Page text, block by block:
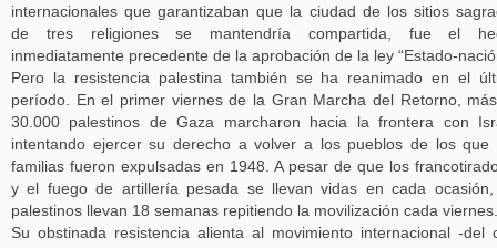
internacionales que garantizaban que la ciudad de los sitios
de tres religiones se mantendría compartida, fue el
inmediatamente precedente de la aprobación de la ley “Estado-
Pero la resistencia palestina también se ha reanimado en el
período. En el primer viernes de la Gran Marcha del Retorno,
30.000 palestinos de Gaza marcharon hacia la frontera con
intentando ejercer su derecho a volver a los pueblos de los que
familias fueron expulsadas en 1948. A pesar de que los
y el fuego de artillería pesada se llevan vidas en cada
palestinos llevan 18 semanas repitiendo la movilización cada viernes.
Su obstinada resistencia alienta al movimiento internacional -del